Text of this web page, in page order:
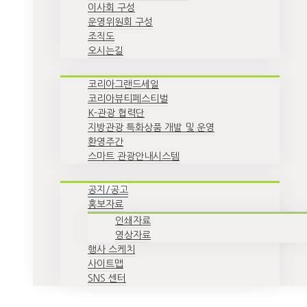
이사회 구성
운영위원회 구성
조직도
오시는길
코리아그랜드세일
코리아뷰티페스티벌
K-관광 협력단
지방관광 특화상품 개발 및 운영
환영주간
스마트 관광안내시스템
공지/공고
홍보자료
인쇄자료
영상자료
행사 스케치
사이트맵
SNS 센터